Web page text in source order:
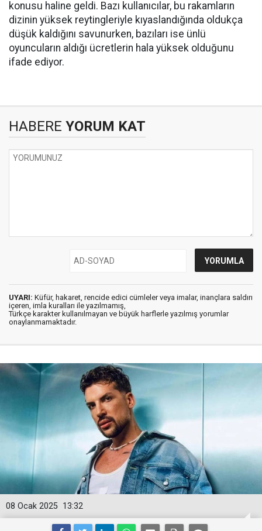
konusu haline geldi. Bazı kullanıcılar, bu rakamların
dizinin yüksek reytingleriyle kıyaslandığında oldukça
düşük kaldığını savunurken, bazıları ise ünlü
oyuncuların aldığı ücretlerin hala yüksek olduğunu
ifade ediyor.
HABERE YORUM KAT
UYARI: Küfür, hakaret, rencide edici cümleler veya imalar, inançlara saldırı
içeren, imla kuralları ile yazılmamış,
Türkçe karakter kullanılmayan ve büyük harflerle yazılmış yorumlar
onaylanmamaktadır.
13:32
08 Ocak 2025